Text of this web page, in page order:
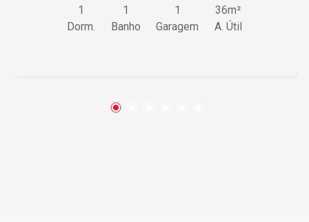
1
Dorm.
1
Banho
1
Garagem
36m²
A. Útil